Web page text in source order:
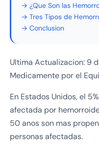
→ ¿Que Son las
→ Tres Tipos de
→ Conclusion
Ultima Actualizacion: 9
Medicamente por el
En Estados Unidos, el
afectada por
50 anos son mas
personas afectadas.